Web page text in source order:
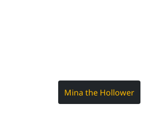
Mina the Hollower